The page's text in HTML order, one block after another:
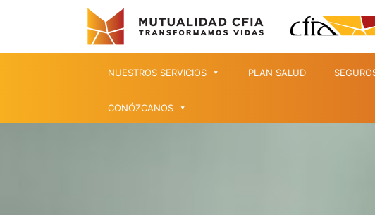
NUESTROS SERVICIOS PLAN SALUD
CONÓZCANOS